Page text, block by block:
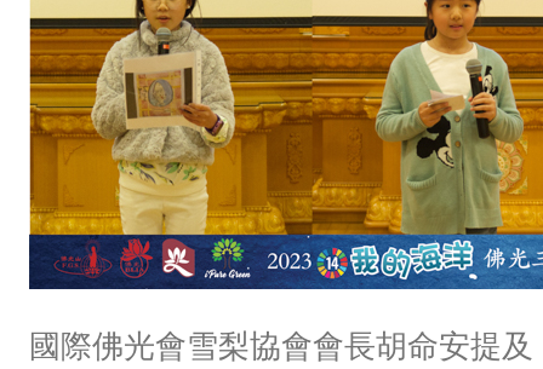
國際佛光會雪梨協會會長胡命安提